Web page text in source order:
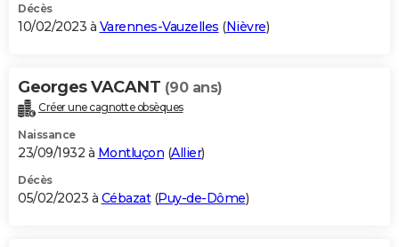
Décès
10/02/2023 à Varennes-Vauzelles (Nièvre)
Georges VACANT (90 ans)
Créer une cagnotte obsèques
Naissance
23/09/1932 à Montluçon (Allier)
Décès
05/02/2023 à Cébazat(Puy-de-Dôme)